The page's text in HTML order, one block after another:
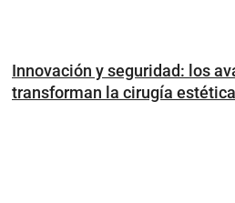
Innovación y seguridad: los
transforman la cirugía